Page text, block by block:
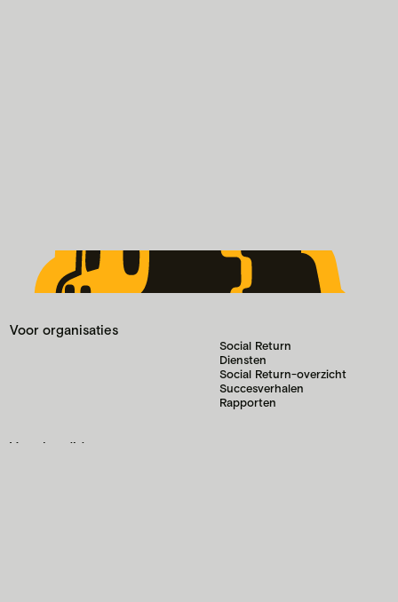
Voor organisaties
Social Return
Diensten
Social Return-overzicht
Succesverhalen
Rapporten
Voor kandidaten